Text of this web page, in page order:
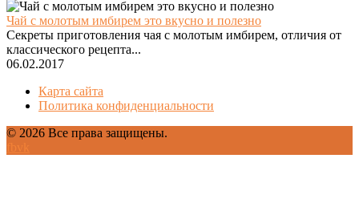
Чай с молотым имбирем это вкусно и полезно
Секреты приготовления чая с молотым имбирем, отличия от
классического рецепта...
06.02.2017
Карта сайта
Политика конфиденциальности
© 2026 Все права защищены.